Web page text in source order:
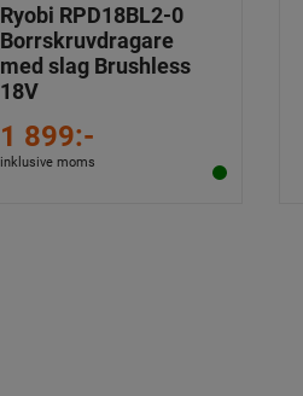
Ryobi RPD18BL2-0
Borrskruvdragare
med slag Brushless
18V
1 899:-
inklusive moms